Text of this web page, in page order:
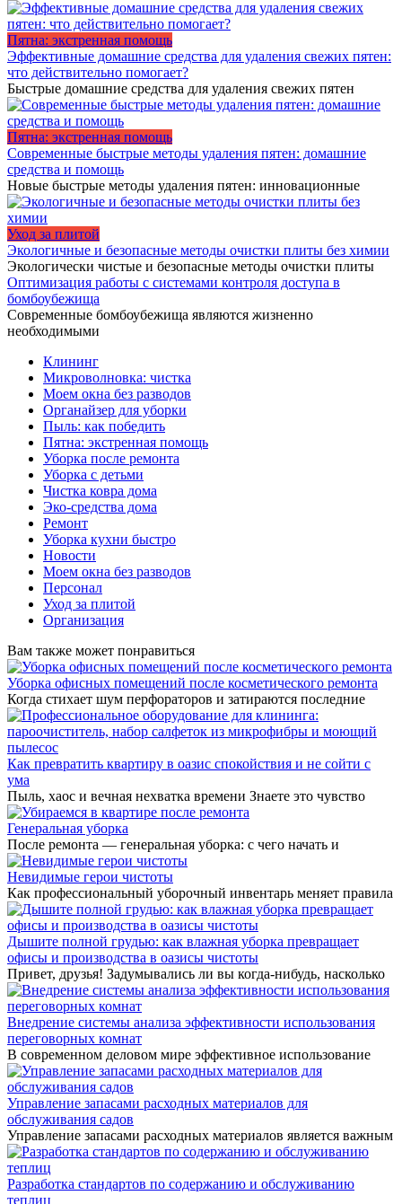
Пятна: экстренная помощь
Эффективные домашние средства для удаления свежих пятен:
что действительно помогает?
Быстрые домашние средства для удаления свежих пятен
Пятна: экстренная помощь
Современные быстрые методы удаления пятен: домашние
средства и помощь
Новые быстрые методы удаления пятен: инновационные
Уход за плитой
Экологичные и безопасные методы очистки плиты без химии
Экологически чистые и безопасные методы очистки плиты
Оптимизация работы с системами контроля доступа в
бомбоубежища
Современные бомбоубежища являются жизненно
необходимыми
Клининг
Микроволновка: чистка
Моем окна без разводов
Органайзер для уборки
Пыль: как победить
Пятна: экстренная помощь
Уборка после ремонта
Уборка с детьми
Чистка ковра дома
Эко-средства дома
Ремонт
Уборка кухни быстро
Новости
Моем окна без разводов
Персонал
Уход за плитой
Организация
Вам также может понравиться
Уборка офисных помещений после косметического ремонта
Когда стихает шум перфораторов и затираются последние
Как превратить квартиру в оазис спокойствия и не сойти с
ума
Пыль, хаос и вечная нехватка времени Знаете это чувство
Генеральная уборка
После ремонта — генеральная уборка: с чего начать и
Невидимые герои чистоты
Как профессиональный уборочный инвентарь меняет правила
Дышите полной грудью: как влажная уборка превращает
офисы и производства в оазисы чистоты
Привет, друзья! Задумывались ли вы когда-нибудь, насколько
Внедрение системы анализа эффективности использования
переговорных комнат
В современном деловом мире эффективное использование
Управление запасами расходных материалов для
обслуживания садов
Управление запасами расходных материалов является важным
Разработка стандартов по содержанию и обслуживанию
теплиц